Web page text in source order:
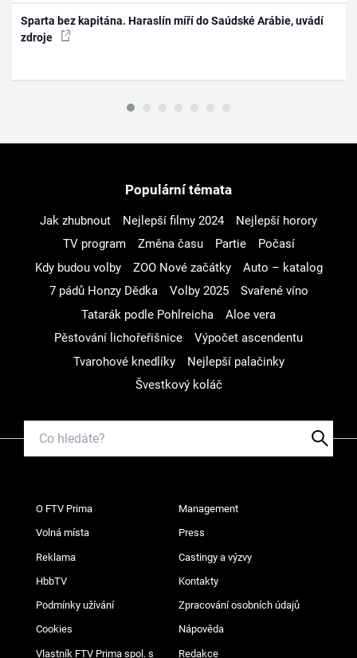
Sparta bez kapitána. Haraslín míří do Saúdské Arábie, uvádí
zdroje
Populární témata
Jak zhubnout Nejlepší filmy 2024
Nejlepší horory
TV program
Změna času Partie
Počasí
Kdy budou volby
ZOO Nové začátky
Auto – katalog
7 pádů Honzy Dědka
Volby 2025
Svařené víno
Tatarák podle Pohlreicha
Aloe vera
Pěstování lichořeřišnice
Výpočet ascendentu
Tvarohové knedlíky
Nejlepší palačinky
Švestkový koláč
O FTV Prima Management
Volná místa Press
Reklama Castingy a výzvy
HbbTV Kontakty
Podmínky užívání Zpracování osobních údajů
Cookies Nápověda
Vlastník FTV Prima spol. s Redakce